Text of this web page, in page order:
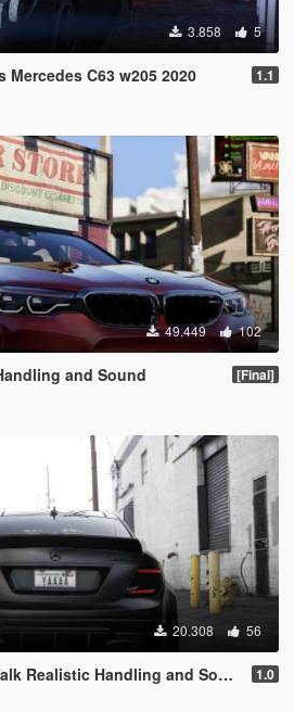
3.858 5
C63 w205 2020 1.1
49.449 102
and Sound [Final]
20.308 56
Realistic Handling and Sound 1.0